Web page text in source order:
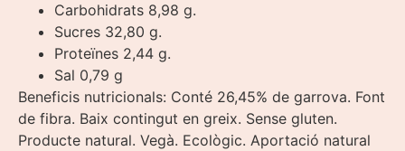
Carbohidrats 8,98 g.
Sucres 32,80 g.
Proteïnes 2,44 g.
Sal 0,79 g
Beneficis nutricionals: Conté 26,45% de garrova. Font
de fibra. Baix contingut en greix. Sense gluten.
Producte natural. Vegà. Ecològic. Aportació natural